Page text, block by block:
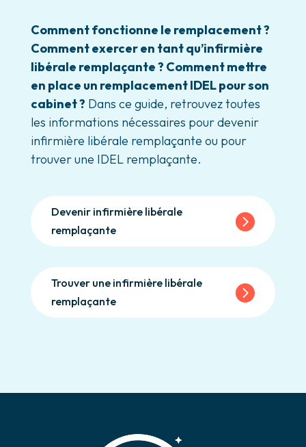
Comment fonctionne le remplacement ?
Comment exercer en tant qu’infirmière
libérale remplaçante ? Comment mettre
en place un remplacement IDEL pour son
cabinet ? Dans ce guide, retrouvez toutes
les informations nécessaires pour devenir
infirmière libérale remplaçante ou pour
trouver une IDEL remplaçante.
Devenir infirmière libérale
remplaçante
Trouver une infirmière libérale
remplaçante